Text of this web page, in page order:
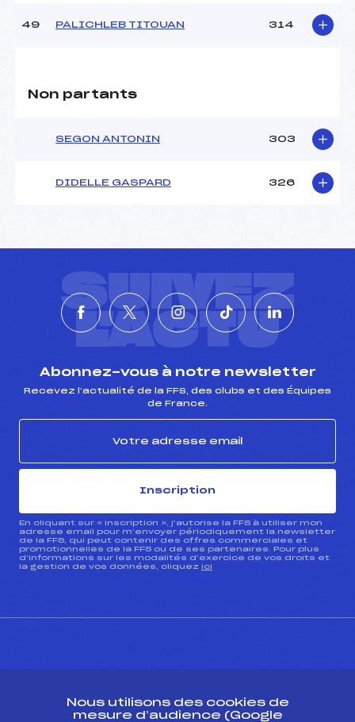
49 PALICHLEB TITOUAN 314
Non partants
SEGON ANTONIN 303
DIDELLE GASPARD 326
SUIVEZ
L'ACTU
Abonnez-vous à notre newsletter
Recevez l’actualité de la FFS, des clubs et des Équipes
de France.
Inscription
En cliquant sur « inscription », j’autorise la FFS à utiliser mon
adresse email pour m’envoyer périodiquement la newsletter
de la FFS, qui peut contenir des offres commerciales et
promotionnelles de la FFS ou de ses partenaires. Pour plus
d’informations sur les modalités d’exercice de vos droits et
la gestion de vos données, cliquez ici
Nous utilisons des cookies de
mesure d’audience (Google